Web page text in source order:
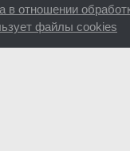
в отношении
файлы cookies